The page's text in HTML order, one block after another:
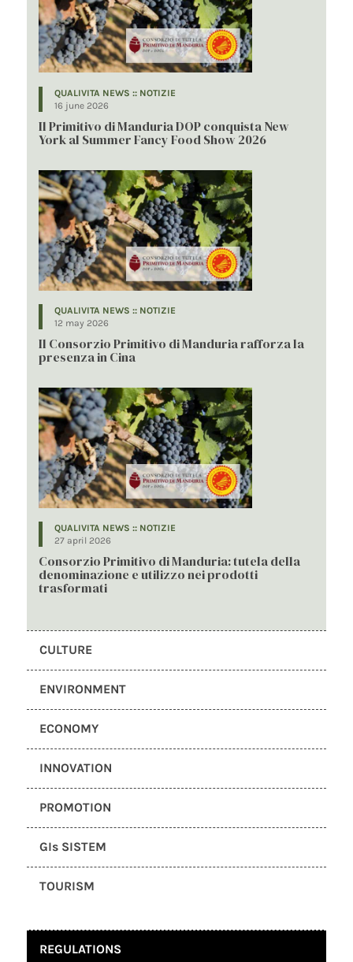
QUALIVITA NEWS :: NOTIZIE
16 june 2026
Il Primitivo di Manduria DOP conquista New
York al Summer Fancy Food Show 2026
QUALIVITA NEWS :: NOTIZIE
12 may 2026
Il Consorzio Primitivo di Manduria rafforza la
presenza in Cina
QUALIVITA NEWS :: NOTIZIE
27 april 2026
Consorzio Primitivo di Manduria: tutela della
denominazione e utilizzo nei prodotti
trasformati
CULTURE
ENVIRONMENT
ECONOMY
INNOVATION
PROMOTION
GIs SISTEM
TOURISM
REGULATIONS